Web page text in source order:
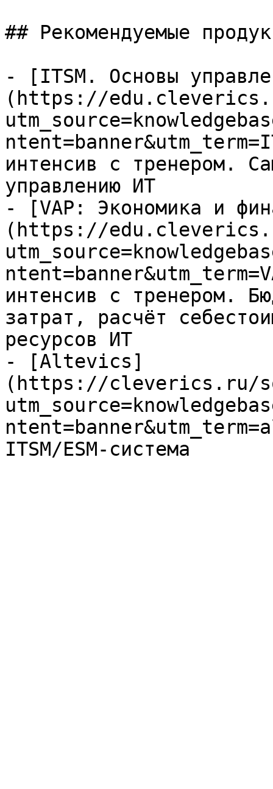
## Рекомендуемые
- [ITSM. Основы
(https://
интенсив с тренером.
управлению ИТ
- [VAP: Экономика и
(https://
интенсив с тренером.
затрат, расчёт
ресурсов ИТ
- [Altevics]
(https://cleverics.ru/
ITSM/ESM-система